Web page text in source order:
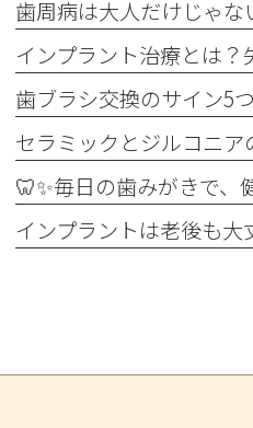
セラミックとジルコニア